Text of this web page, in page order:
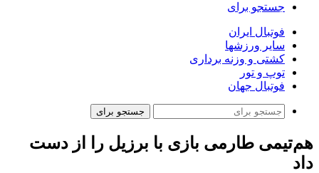
جستجو برای
فوتبال ایران
سایر ورزشها
کشتی و وزنه برداری
توپ و تور
فوتبال جهان
جستجو برای
هم‌تیمی طارمی بازی با برزیل را از دست
داد